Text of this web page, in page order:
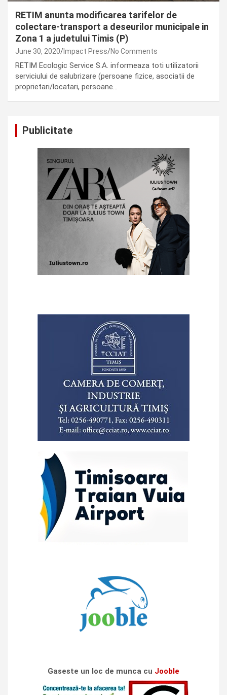
RETIM anunta modificarea tarifelor de
colectare-transport a deseurilor municipale in
Zona 1 a judetului Timis (P)
June 30, 2020 Impact Press No Comments
RETIM Ecologic Service S.A. informeaza toti utilizatorii
serviciului de salubrizare (persoane fizice, asociatii de
proprietari/locatari, persoane…
Publicitate
Gaseste un loc de munca cu Jooble